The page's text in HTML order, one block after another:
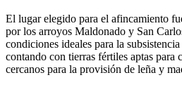
El lugar elegido para el afincamiento
por los arroyos Maldonado y San
condiciones ideales para la
contando con tierras fértiles aptas para
cercanos para la provisión de leña y